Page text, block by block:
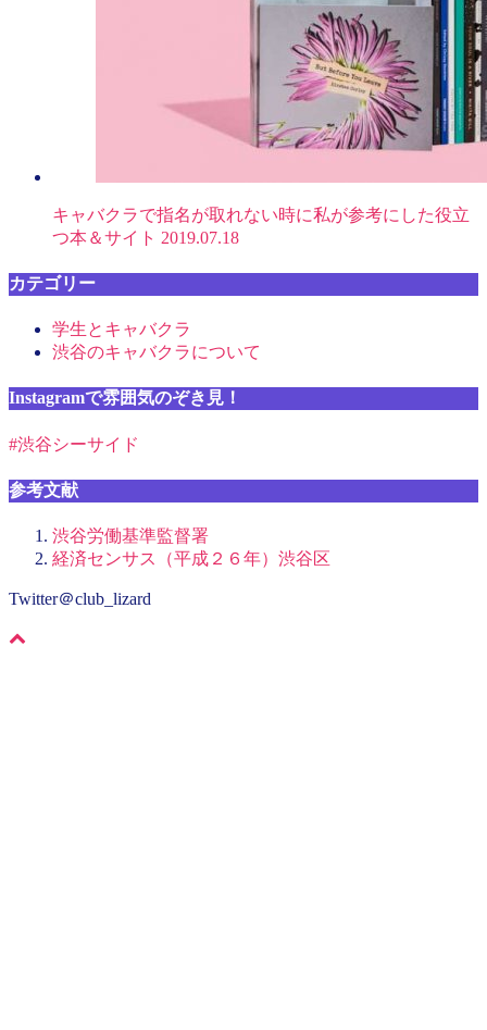
キャバクラで指名が取れない時に私が参考にした役立
つ本＆サイト 2019.07.18
カテゴリー
学生とキャバクラ
渋谷のキャバクラについて
Instagramで雰囲気のぞき見！
#渋谷シーサイド
参考文献
渋谷労働基準監督署
経済センサス（平成２６年）渋谷区
Twitter＠club_lizard